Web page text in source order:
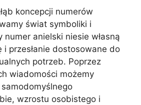
koncepcji numerów
świat symboliki i
numer anielski niesie własną
i przesłanie dostosowane do
potrzeb. Poprzez
wiadomości możemy
wzrostu osobistego i